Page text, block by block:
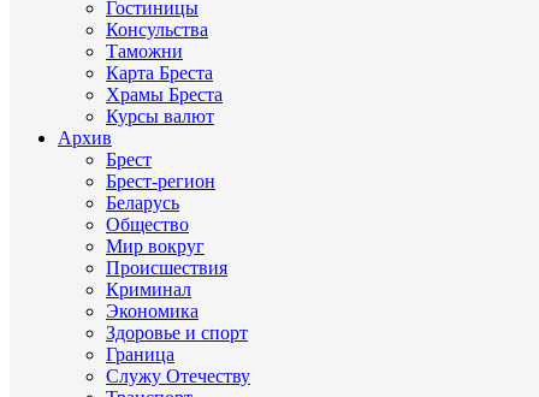
Гостиницы
Консульства
Таможни
Карта Бреста
Храмы Бреста
Курсы валют
Архив
Брест
Брест-регион
Беларусь
Общество
Мир вокруг
Происшествия
Криминал
Экономика
Здоровье и спорт
Граница
Служу Отечеству